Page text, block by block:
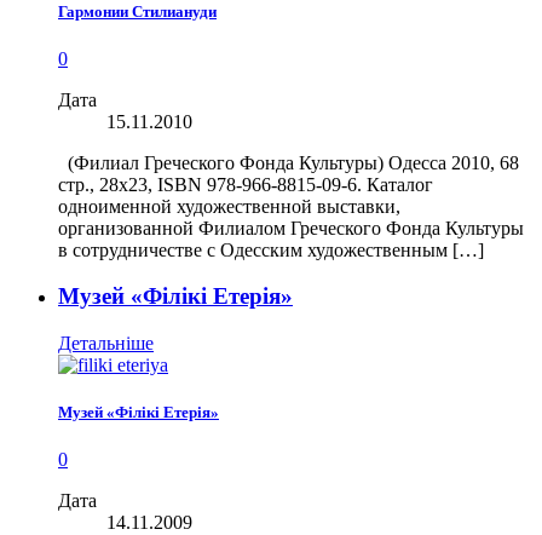
Гармонии Стилиануди
0
Дата
15.11.2010
(Филиал Греческого Фонда Культуры) Одесса 2010, 68
стр., 28х23, ISBN 978-966-8815-09-6. Каталог
одноименной художественной выставки,
организованной Филиалом Греческого Фонда Культуры
в сотрудничестве с Одесским художественным […]
Музей «Філікі Етерія»
Детальніше
Музей «Філікі Етерія»
0
Дата
14.11.2009